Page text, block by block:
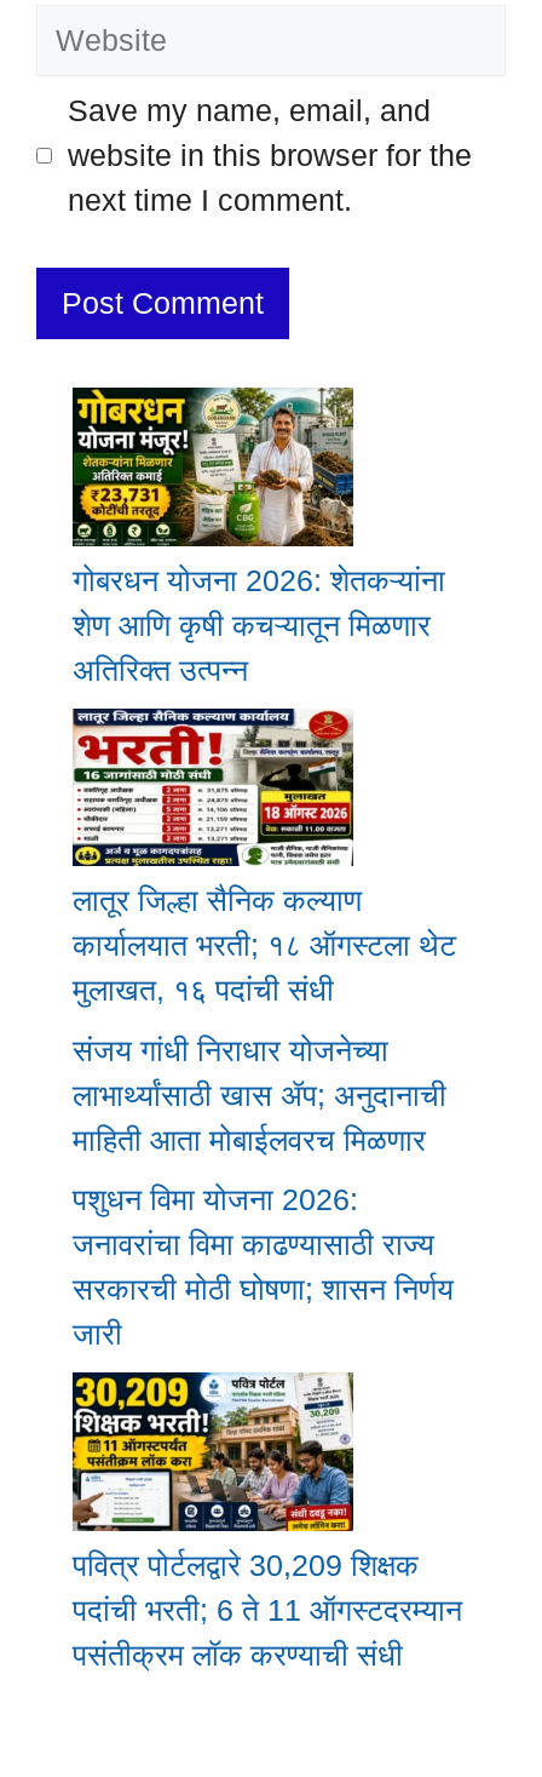
Website
Save my name, email, and
website in this browser for the
next time I comment.
गोबरधन योजना 2026: शेतकऱ्यांना
शेण आणि कृषी कचऱ्यातून मिळणार
अतिरिक्त उत्पन्न
लातूर जिल्हा सैनिक कल्याण
कार्यालयात भरती; १८ ऑगस्टला थेट
मुलाखत, १६ पदांची संधी
संजय गांधी निराधार योजनेच्या
लाभार्थ्यांसाठी खास ॲप; अनुदानाची
माहिती आता मोबाईलवरच मिळणार
पशुधन विमा योजना 2026:
जनावरांचा विमा काढण्यासाठी राज्य
सरकारची मोठी घोषणा; शासन निर्णय
जारी
पवित्र पोर्टलद्वारे 30,209 शिक्षक
पदांची भरती; 6 ते 11 ऑगस्टदरम्यान
पसंतीक्रम लॉक करण्याची संधी